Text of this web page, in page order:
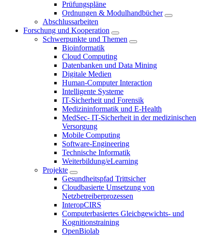
Prüfungspläne
Ordnungen & Modulhandbücher
Abschlussarbeiten
Forschung und Kooperation
Schwerpunkte und Themen
Bioinformatik
Cloud Computing
Datenbanken und Data Mining
Digitale Medien
Human-Computer Interaction
Intelligente Systeme
IT-Sicherheit und Forensik
Medizininformatik und E-Health
MedSec- IT-Sicherheit in der medizinischen
Versorgung
Mobile Computing
Software-Engineering
Technische Informatik
Weiterbildung/eLearning
Projekte
Gesundheitspfad Trittsicher
Cloudbasierte Umsetzung von
Netzbetreiberprozessen
InteropCIRS
Computerbasiertes Gleichgewichts- und
Kognitionstraining
OpenBiolab